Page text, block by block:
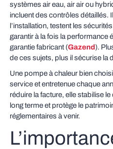
systèmes air eau, air air ou
incluent des contrôles détaillés.
l’installation, testent les
garantir à la fois la performance
garantie fabricant (Gazend).
de ces sujets, plus il sécurise la
Une pompe à chaleur bien
service et entretenue chaque
réduire la facture, elle stabilise
long terme et protège le
réglementaires à venir.